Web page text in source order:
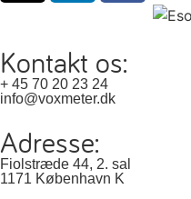
Kontakt os:
+ 45 70 20 23 24
info@voxmeter.dk
Adresse:
Fiolstræde 44, 2. sal
1171 København K